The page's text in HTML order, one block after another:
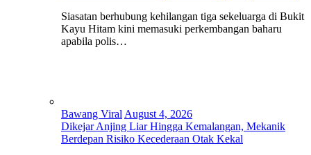
Siasatan berhubung kehilangan tiga sekeluarga di Bukit
Kayu Hitam kini memasuki perkembangan baharu
apabila polis…
Bawang Viral August 4, 2026
Dikejar Anjing Liar Hingga Kemalangan, Mekanik
Berdepan Risiko Kecederaan Otak Kekal